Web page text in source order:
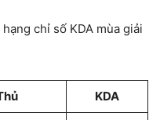
chỉ số KDA mùa giải
KDA